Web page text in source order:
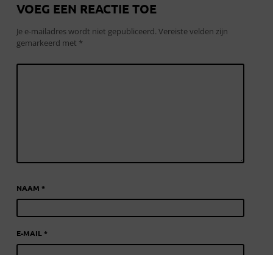
VOEG EEN REACTIE TOE
Je e-mailadres wordt niet gepubliceerd. Vereiste velden zijn
gemarkeerd met *
NAAM *
E-MAIL *